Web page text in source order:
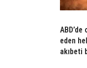
ABD’de
eden
akıbeti